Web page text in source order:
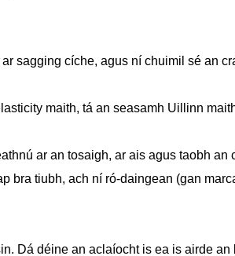
sagging cíche, agus ní chuimil sé an
maith, tá an seasamh Uillinn
ar an tosaigh, ar ais agus taobh
bra tiubh, ach ní ró-daingean (gan
Dá déine an aclaíocht is ea is airde